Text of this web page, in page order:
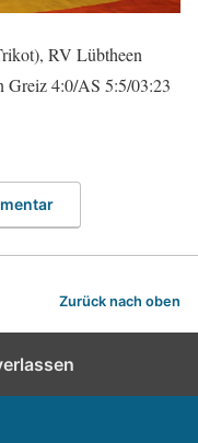
RV Lübtheen
Greiz 4:0/AS 5:5/03:23
Zurück nach oben